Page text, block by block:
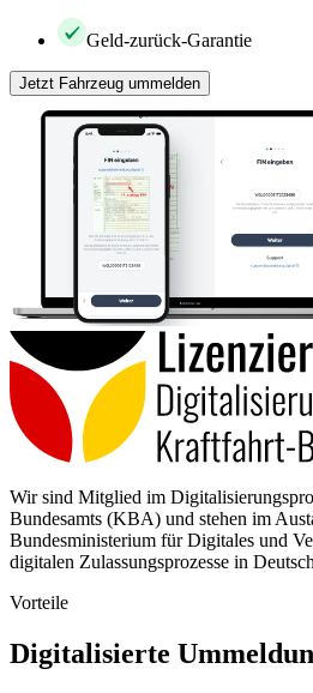
Geld-zurück-Garantie
Jetzt Fahrzeug ummelden
Wir sind Mitglied im
Bundesamts (KBA) und stehen im
Bundesministerium für Digitales und
digitalen Zulassungsprozesse in
Vorteile
Digitalisierte